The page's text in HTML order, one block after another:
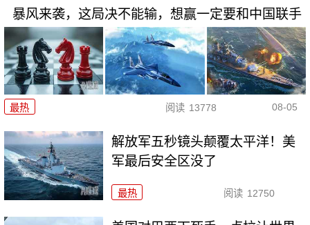
暴风来袭，这局决不能输，想赢一定要和中国联手
最热 阅读 13778 08-05
解放军五秒镜头颠覆太平洋！美
军最后安全区没了
最热 阅读 12750